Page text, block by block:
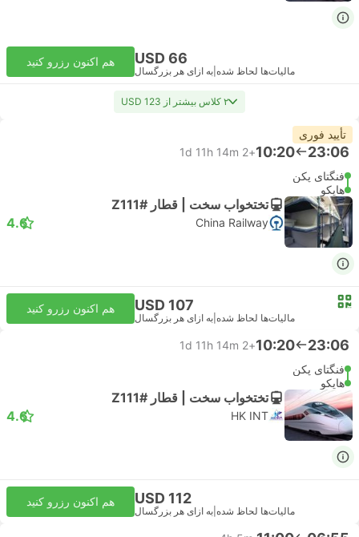
USD 66
مالیات‌ها لحاظ شده به ازای هر بزرگسال
هم اکنون رزرو کنید
۲ کلاس بیشتر از USD 123
تأیید فوری
23:06
10:20
+2
1d 11h 14m
فنگتای پکن
هایکو
تختخواب سخت | قطار #Z111
China Railway
4.6
USD 107
مالیات‌ها لحاظ شده به ازای هر بزرگسال
هم اکنون رزرو کنید
23:06
10:20
+2
1d 11h 14m
فنگتای پکن
هایکو
تختخواب سخت | قطار #Z111
HK INT
4.6
USD 112
مالیات‌ها لحاظ شده به ازای هر بزرگسال
هم اکنون رزرو کنید